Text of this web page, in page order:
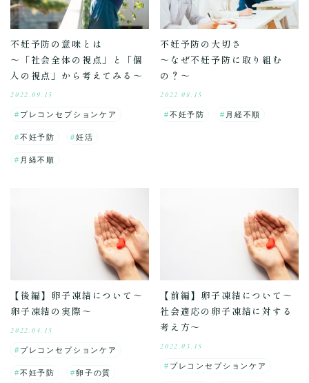
不妊予防の意味とは
～「社会全体の視点」と「個
人の視点」から考えてみる～
2022.09.15
プレコンセプションケア
不妊予防 妊活
月経不順
不妊予防の大切さ
～なぜ不妊予防に取り組む
の？～
2022.08.15
不妊予防 月経不順
【後編】卵子凍結について～
卵子凍結の実際～
2022.04.15
プレコンセプションケア
不妊予防 卵子の質
【前編】卵子凍結について～
社会適応の卵子凍結に対する
考え方～
2022.03.15
プレコンセプションケア